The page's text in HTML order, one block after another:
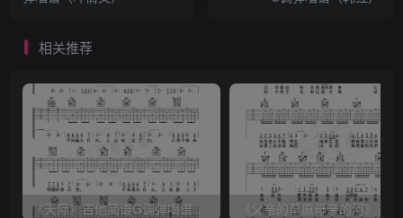
相关推荐
《天际》吉他简谱G调弹唱谱（姜玉阳）